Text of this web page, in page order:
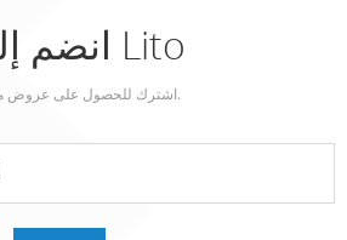
انضم إلى Lito
اشترك للحصول على عروض مذهلة.